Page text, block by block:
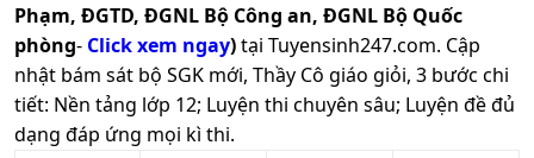
Phạm, ĐGTD, ĐGNL Bộ Công an, ĐGNL Bộ Quốc
phòng- Click xem ngay)tại Tuyensinh247.com. Cập
nhật bám sát bộ SGK mới, Thầy Cô giáo giỏi, 3 bước chi
tiết: Nền tảng lớp 12; Luyện thi chuyên sâu; Luyện đề đủ
dạng đáp ứng mọi kì thi.